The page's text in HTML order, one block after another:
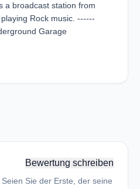
a broadcast station from
Rock music. ------
Garage
Bewertung schreiben
Sie der Erste, der seine